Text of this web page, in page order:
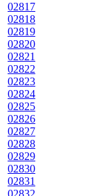
02817
02818
02819
02820
02821
02822
02823
02824
02825
02826
02827
02828
02829
02830
02831
02832